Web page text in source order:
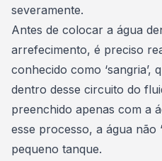
severamente.
Antes de colocar a água
arrefecimento, é preciso
conhecido como ‘sangria’,
dentro desse circuito do
preenchido apenas com a
esse processo, a água não
pequeno tanque.